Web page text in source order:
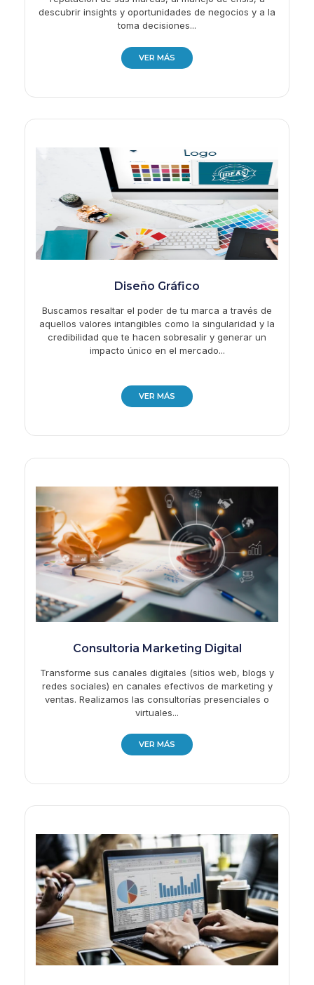
descubrir insights y oportunidades de negocios y a la
toma decisiones...
VER MÁS
Diseño Gráfico
Buscamos resaltar el poder de tu marca a través de
aquellos valores intangibles como la singularidad y la
credibilidad que te hacen sobresalir y generar un
impacto único en el mercado...
VER MÁS
Consultoria Marketing Digital
Transforme sus canales digitales (sitios web, blogs y
redes sociales) en canales efectivos de marketing y
ventas. Realizamos las consultorías presenciales o
virtuales...
VER MÁS